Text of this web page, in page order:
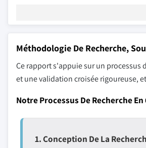
Méthodologie De Recherche,
Ce rapport s'appuie sur un
et une validation croisée rigoureuse,
Notre Processus De Recherche En
1. Conception De La